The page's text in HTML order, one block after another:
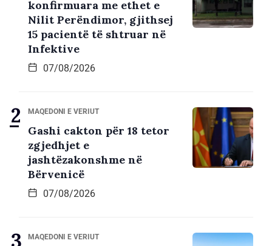
konfirmuara me ethet e
Nilit Perëndimor, gjithsej
15 pacientë të shtruar në
Infektive
07/08/2026
MAQEDONI E VERIUT
Gashi cakton për 18 tetor
zgjedhjet e
jashtëzakonshme në
Bërvenicë
07/08/2026
MAQEDONI E VERIUT